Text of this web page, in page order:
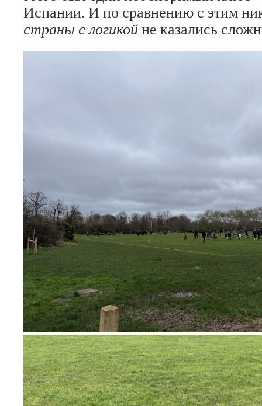
Испании. И по сравнению с этим
страны с логикойне казались